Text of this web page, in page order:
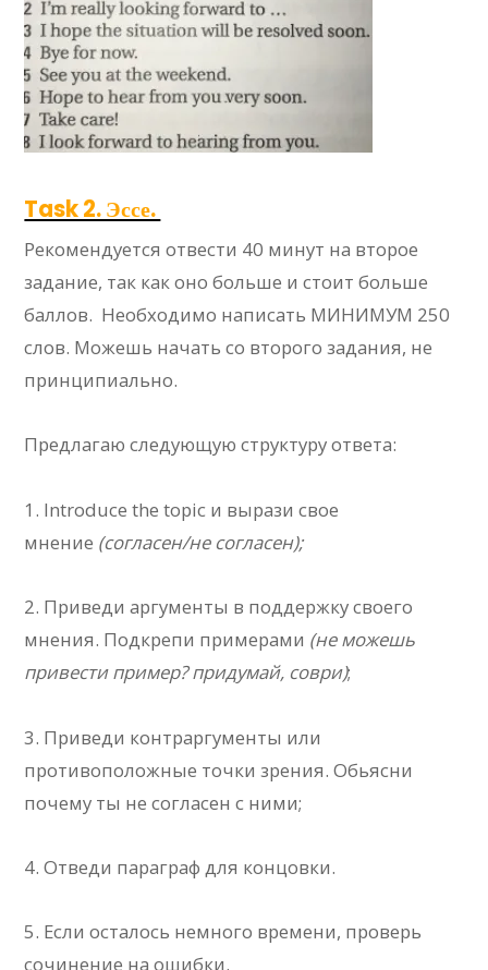
Task 2. Эссе.
Рекомендуется отвести 40 минут на второе
задание, так как оно больше и стоит больше
баллов. Необходимо написать МИНИМУМ 250
слов. Можешь начать со второго задания, не
принципиально.
Предлагаю следующую структуру ответа:
1. Introduce the topic и вырази свое
мнение (согласен/не согласен);
2. Приведи аргументы в поддержку своего
мнения. Подкрепи примерами (не можешь
привести пример? придумай, соври);
3. Приведи контраргументы или
противоположные точки зрения. Обьясни
почему ты не согласен с ними;
4. Отведи параграф для концовки.
5. Если осталось немного времени, проверь
сочинение на ошибки.